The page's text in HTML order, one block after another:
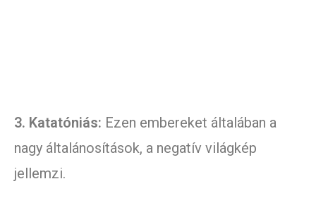
3. Katatóniás: Ezen embereket általában a
nagy általánosítások, a negatív világkép
jellemzi.